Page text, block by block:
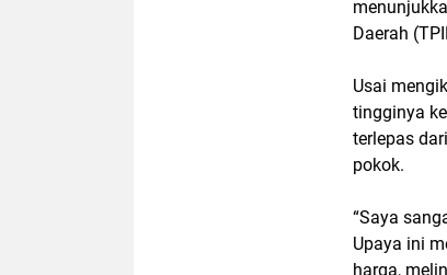
Daerah
Usai
tingginya
terlepas
pokok.
“Saya
Upaya ini
harga,